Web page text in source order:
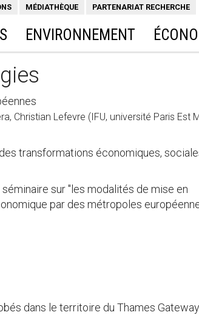
MÉDIATHÈQUE PARTENARIAT RECHERCHE
ENVIRONNEMENT
Christian Lefevre (IFU, université Paris Est
transformations économiques,
sur "les modalités de mise en
par des métropoles
dans le territoire du Thames Gateway